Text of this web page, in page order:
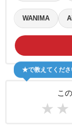
WANIMA
こ
★ ★
★で教えてくださ